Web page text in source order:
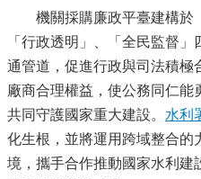
機關採購廉政平臺建構於「
「行政透明」、「全民監督
通管道，促進行政與司法積極
廠商合理權益，使公務同仁能
共同守護國家重大建設。 水利
化生根，並將運用跨域整合的
境，攜手合作推動國家水利建